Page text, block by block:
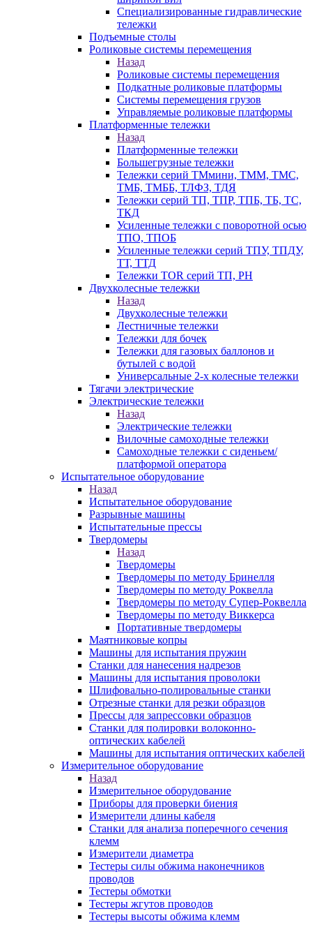
Специализированные гидравлические
тележки
Подъемные столы
Роликовые системы перемещения
Назад
Роликовые системы перемещения
Подкатные роликовые платформы
Системы перемещения грузов
Управляемые роликовые платформы
Платформенные тележки
Назад
Платформенные тележки
Большегрузные тележки
Тележки серий ТМмини, ТММ, ТМС,
ТМБ, ТМББ, ТЛФЗ, ТДЯ
Тележки серий ТП, ТПР, ТПБ, ТБ, ТС,
ТКД
Усиленные тележки с поворотной осью
ТПО, ТПОБ
Усиленные тележки серий ТПУ, ТПДУ,
ТТ, ТТД
Тележки TOR серий ТП, PH
Двухколесные тележки
Назад
Двухколесные тележки
Лестничные тележки
Тележки для бочек
Тележки для газовых баллонов и
бутылей с водой
Универсальные 2-х колесные тележки
Тягачи электрические
Электрические тележки
Назад
Электрические тележки
Вилочные самоходные тележки
Самоходные тележки с сиденьем/
платформой оператора
Испытательное оборудование
Назад
Испытательное оборудование
Разрывные машины
Испытательные прессы
Твердомеры
Назад
Твердомеры
Твердомеры по методу Бринелля
Твердомеры по методу Роквелла
Твердомеры по методу Супер-Роквелла
Твердомеры по методу Виккерса
Портативные твердомеры
Маятниковые копры
Машины для испытания пружин
Станки для нанесения надрезов
Машины для испытания проволоки
Шлифовально-полировальные станки
Отрезные станки для резки образцов
Прессы для запрессовки образцов
Станки для полировки волоконно-
оптических кабелей
Машины для испытания оптических кабелей
Измерительное оборудование
Назад
Измерительное оборудование
Приборы для проверки биения
Измерители длины кабеля
Станки для анализа поперечного сечения
клемм
Измерители диаметра
Тестеры силы обжима наконечников
проводов
Тестеры обмотки
Тестеры жгутов проводов
Тестеры высоты обжима клемм